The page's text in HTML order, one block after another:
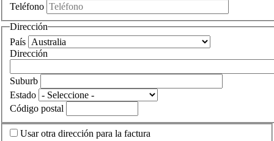
Teléfono
Dirección
País
Dirección
Suburb
Estado
Código postal
Usar otra dirección para la factura